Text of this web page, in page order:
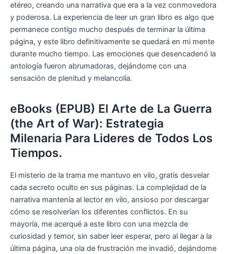
etéreo, creando una narrativa que era a la vez conmovedora
y poderosa. La experiencia de leer un gran libro es algo que
permanece contigo mucho después de terminar la última
página, y este libro definitivamente se quedará en mi mente
durante mucho tiempo. Las emociones que desencadenó la
antología fueron abrumadoras, dejándome con una
sensación de plenitud y melancolía.
eBooks (EPUB) El Arte de La Guerra
(the Art of War): Estrategia
Milenaria Para Lideres de Todos Los
Tiempos.
El misterio de la trama me mantuvo en vilo, gratis desvelar
cada secreto oculto en sus páginas. La complejidad de la
narrativa mantenía al lector en vilo, ansioso por descargar
cómo se resolverían los diferentes conflictos. En su
mayoría, me acerqué a este libro con una mezcla de
curiosidad y temor, sin saber leer esperar, pero al llegar a la
última página, una ola de frustración me invadió, dejándome